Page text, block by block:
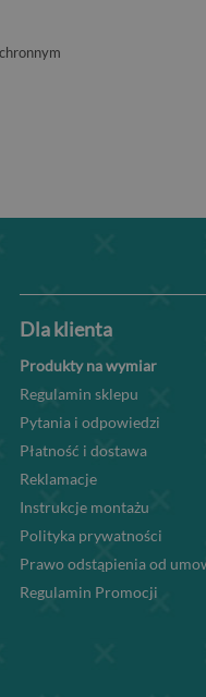
Dla klienta
Produkty na wymiar
Regulamin sklepu
Pytania i odpowiedzi
Płatność i dostawa
Reklamacje
Instrukcje montażu
Polityka prywatności
Prawo odstąpienia od
Regulamin Promocji